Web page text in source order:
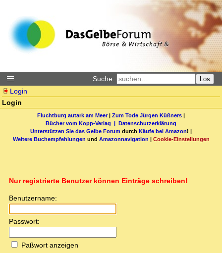
Suche: Los
Login
Login
Fluchtburg autark am Meer| Zum Tode Jürgen Küßners |
Bücher vom Kopp-Verlag | Datenschutzerklärung
Unterstützen Sie das Gelbe Forum durch Käufe bei Amazon! |
Weitere Buchempfehlungen und Amazonnavigation | Cookie-Einstellungen
Nur registrierte Benutzer können Einträge schreiben!
Benutzername:
Passwort:
Paßwort anzeigen